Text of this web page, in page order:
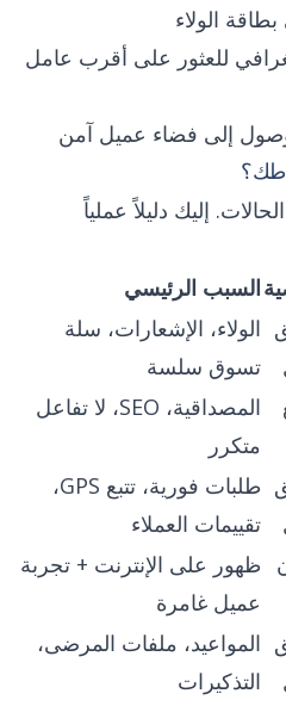
للعثور على أقرب عامل
إلى فضاء عميل آمن
إليك دليلاً عملياً
السبب الرئيسي
الولاء، الإشعارات، سلة
تسوق سلسة
المصداقية، SEO، لا تفاعل
متكرر
طلبات فورية، تتبع GPS،
تقييمات العملاء
ظهور على الإنترنت + تجربة
عميل غامرة
المواعيد، ملفات المرضى،
التذكيرات